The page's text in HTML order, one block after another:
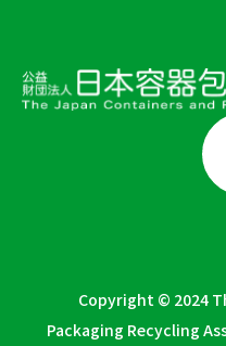
Copyright © 2024
Packaging Recycling